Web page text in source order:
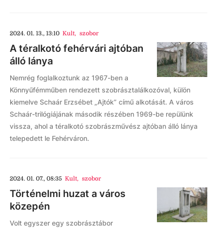
2024. 01. 13., 13:10 Kult, szobor
A téralkotó fehérvári ajtóban
álló lánya
Nemrég foglalkoztunk az 1967-ben a
Könnyűfémműben rendezett szobrásztalálkozóval, külön
kiemelve Schaár Erzsébet „Ajtók” című alkotását. A város
Schaár-trilógiájának második részében 1969-be repülünk
vissza, ahol a téralkotó szobrászművész ajtóban álló lánya
telepedett le Fehérváron.
2024. 01. 07., 08:35 Kult, szobor
Történelmi huzat a város
közepén
Volt egyszer egy szobrásztábor